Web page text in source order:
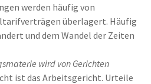
werden häufig von
überlagert. Häufig
und dem Wandel der Zeiten
wird von Gerichten
ist das Arbeitsgericht. Urteile